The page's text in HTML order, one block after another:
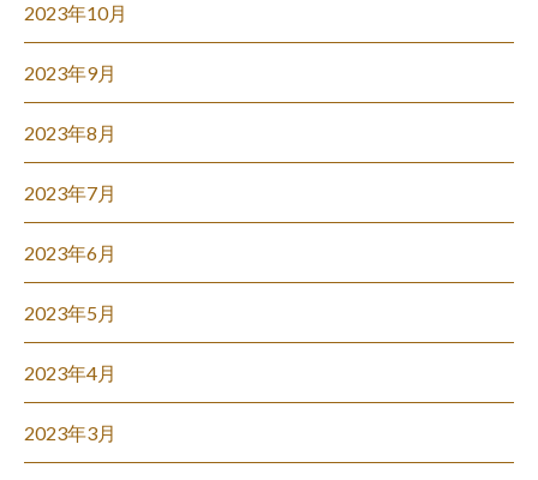
2023年10月
2023年9月
2023年8月
2023年7月
2023年6月
2023年5月
2023年4月
2023年3月